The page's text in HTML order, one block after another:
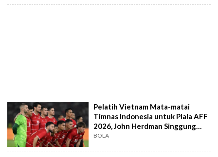
Pelatih Vietnam Mata-matai
Timnas Indonesia untuk Piala AFF
2026, John Herdman Singgung
Pemain Eropa
BOLA